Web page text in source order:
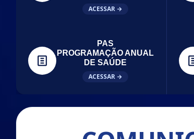
ACESSAR →
PAS
PROGRAMAÇÃO ANUAL
DE SAÚDE
ACESSAR →